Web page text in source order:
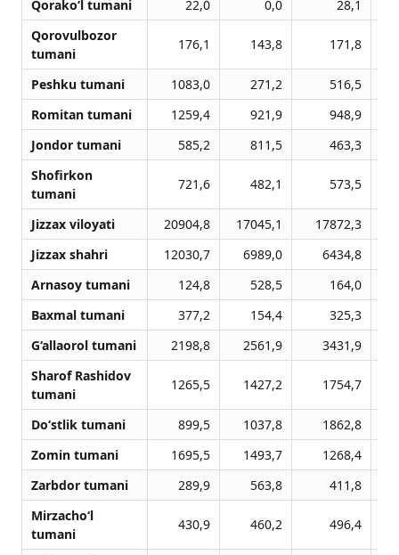
Qorako‘l tumani
22,0 0,0
28,1
Qorovulbozor
tumani
176,1 143,8 171,8
Peshku tumani 1083,0 271,2
516,5
Romitan tumani
1259,4 921,9
948,9
Jondor tumani
585,2 811,5
463,3
Shofirkon
tumani
721,6 482,1 573,5
Jizzax viloyati 20904,8 17045,1 17872,3
Jizzax shahri
12030,7 6989,0
6434,8
Arnasoy tumani
124,8 528,5
164,0
Baxmal tumani
377,2 154,4
325,3
G‘allaorol tumani
2198,8 2561,9
3431,9
Sharof Rashidov
tumani
1265,5 1427,2 1754,7
Do‘stlik tumani 899,5 1037,8
1862,8
Zomin tumani
1695,5 1493,7
1268,4
Zarbdor tumani
289,9 563,8
411,8
Mirzacho‘l
tumani
430,9 460,2 496,4